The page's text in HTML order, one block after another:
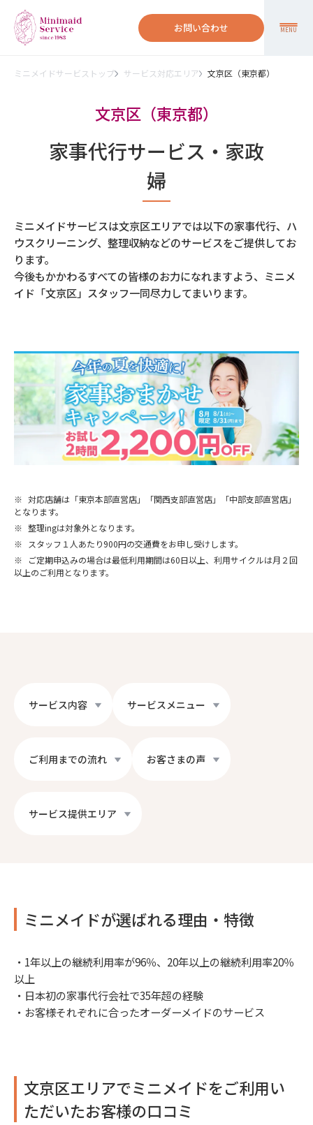
お問い合わせ MENU
ミニメイドサービストップ サービス対応エリア 文京区（東京都）
文京区（東京都）
家事代行サービス・家政
婦
ミニメイドサービスは文京区エリアでは以下の家事代行、ハ
ウスクリーニング、整理収納などのサービスをご提供してお
ります。
今後もかかわるすべての皆様のお力になれますよう、ミニメ
イド「文京区」スタッフ一同尽力してまいります。
※ 対応店舗は「東京本部直営店」「関西支部直営店」「中部支部直営店」
となります。
※ 整理ingは対象外となります。
※
スタッフ１人あたり900円の交通費をお申し受けします。
※
ご定期申込みの場合は最低利用期間は60日以上、利用サイクルは月２回
以上のご利用となります。
サービス内容 サービスメニュー
ご利用までの流れ お客さまの声
サービス提供エリア
ミニメイドが選ばれる理由・特徴
・1年以上の継続利用率が96％、20年以上の継続利用率20％
以上
・日本初の家事代行会社で35年超の経験
・お客様それぞれに合ったオーダーメイドのサービス
文京区エリアでミニメイドをご利用い
ただいたお客様の口コミ